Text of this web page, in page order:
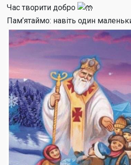
Час творити добро
Пам’ятаймо: навіть один